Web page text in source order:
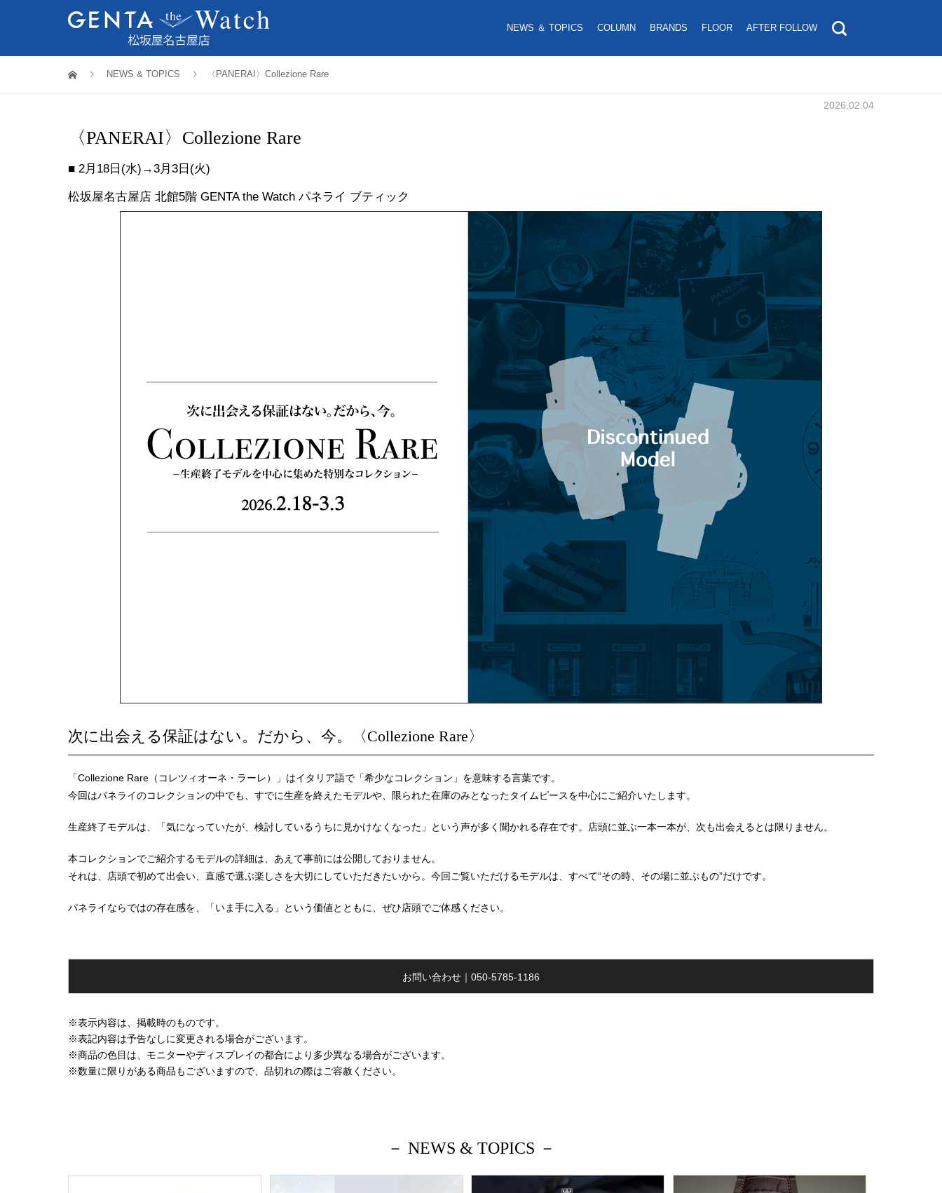
NEWS ＆ TOPICS COLUMN BRANDS FLOOR AFTER FOLLOW
NEWS & TOPICS 〈PANERAI〉Collezione Rare
2026.02.04
〈PANERAI〉Collezione Rare
■ 2月18日(水)→3月3日(火)
松坂屋名古屋店 北館5階 GENTA the Watch パネライ ブティック
次に出会える保証はない。だから、今。〈Collezione Rare〉
「Collezione Rare（コレツィオーネ・ラーレ）」はイタリア語で「希少なコレクション」を意味する言葉です。
今回はパネライのコレクションの中でも、すでに生産を終えたモデルや、限られた在庫のみとなったタイムピースを中心にご紹介いたします。
生産終了モデルは、「気になっていたが、検討しているうちに見かけなくなった」という声が多く聞かれる存在です。店頭に並ぶ一本一本が、次も出会えるとは限りません。
本コレクションでご紹介するモデルの詳細は、あえて事前には公開しておりません。
それは、店頭で初めて出会い、直感で選ぶ楽しさを大切にしていただきたいから。今回ご覧いただけるモデルは、すべて“その時、その場に並ぶもの”だけです。
パネライならではの存在感を、「いま手に入る」という価値とともに、ぜひ店頭でご体感ください。
お問い合わせ｜050-5785-1186
※表示内容は、掲載時のものです。
※表記内容は予告なしに変更される場合がございます。
※商品の色目は、モニターやディスプレイの都合により多少異なる場合がございます。
※数量に限りがある商品もございますので、品切れの際はご容赦ください。
－ NEWS & TOPICS －